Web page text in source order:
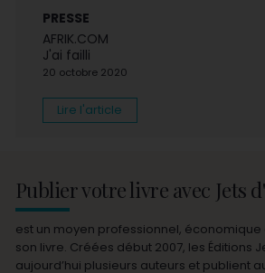
PRESSE
AFRIK.COM
J'ai failli
20 octobre 2020
Lire l'article
Publier votre livre avec Jets
est un moyen professionnel,
son livre. Créées début 2007, les Éditions
aujourd’hui plusieurs auteurs et publient